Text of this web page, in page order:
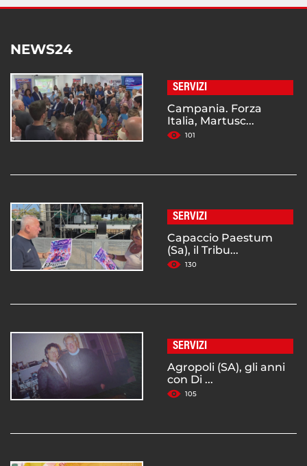
NEWS24
SERVIZI
Campania. Forza
Italia, Martusc...
101
SERVIZI
Capaccio Paestum
(Sa), il Tribu...
130
SERVIZI
Agropoli (SA), gli anni
con Di ...
105